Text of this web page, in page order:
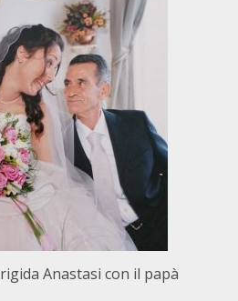
Anastasi con il papà